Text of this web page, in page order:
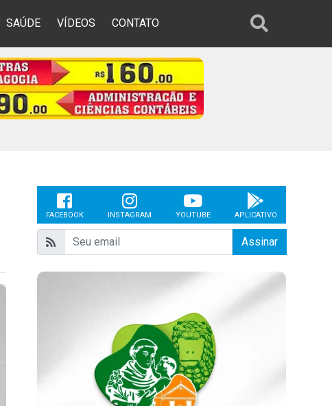
SAÚDE VÍDEOS CONTATO
FACEBOOK INSTAGRAM YOUTUBE APLICATIVO
Assinar